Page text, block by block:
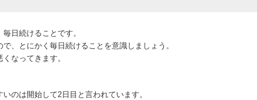
日続けることです。
、とにかく毎日続けることを意識しましょう。
なってきます。
のは開始して2日目と言われています。